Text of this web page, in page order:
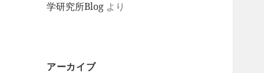
学研究所Blog より
アーカイブ